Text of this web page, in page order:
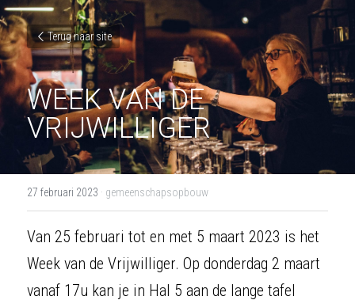
Terug naar site
WEEK VAN DE
VRIJWILLIGER
27 februari 2023 · gemeenschapsopbouw
Van 25 februari tot en met 5 maart 2023 is het
Week van de Vrijwilliger. Op donderdag 2 maart
vanaf 17u kan je in Hal 5 aan de lange tafel